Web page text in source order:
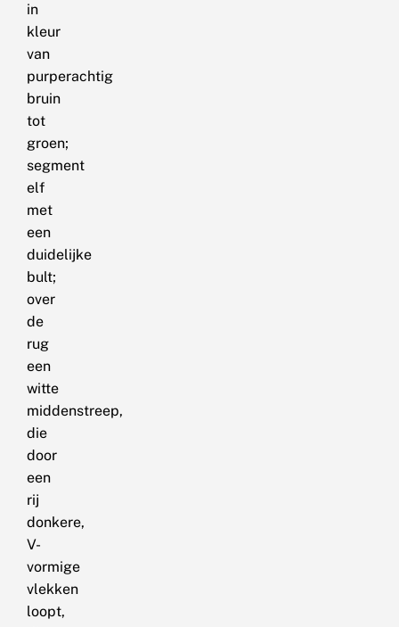
in
kleur
van
purperachtig
bruin
tot
groen;
segment
elf
met
een
duidelijke
bult;
over
de
rug
een
witte
middenstreep,
die
door
een
rij
donkere,
V-
vormige
vlekken
loopt,